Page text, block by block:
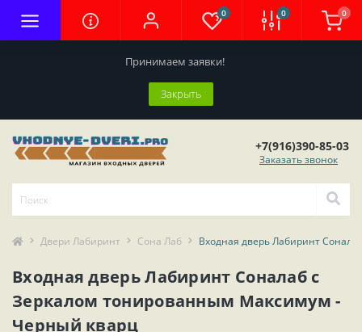
Принимаем заявки!
Закрыть
0 0 0
+7(916)390-85-03
Заказать звонок
Двери Лабиринт Сона Лаб Входная дверь Лабиринт
Входная дверь Лабиринт Соналаб с
Зеркалом тонированным Максимум -
Черный кварц